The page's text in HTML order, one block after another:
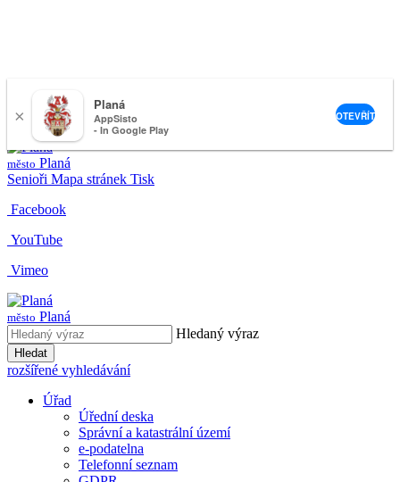
nemeckova@muplana.cz
město Planá
Senioři Mapa stránek Tisk
Facebook
YouTube
Vimeo
město Planá
Hledaný výraz
Hledat
rozšířené vyhledávání
Úřad
Úřední deska
Správní a katastrální území
e-podatelna
Telefonní seznam
×
Planá
AppSisto
- In Google Play
OTEVŘÍT